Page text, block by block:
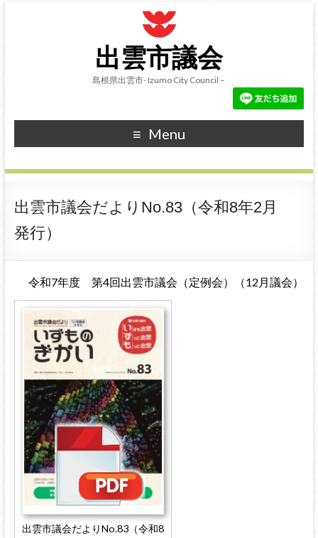
出雲市議会
島根県出雲市- Izumo City Council –
Menu
出雲市議会だよりNo.83（令和8年2月
発行）
令和7年度 第4回出雲市議会（定例会）（12月議会）
出雲市議会だよりNo.83（令和8